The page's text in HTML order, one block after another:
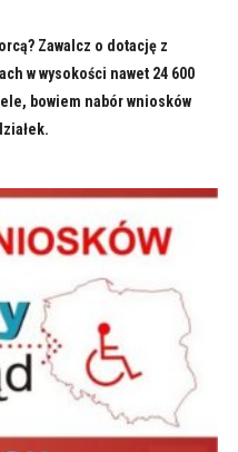
Zawalcz o dotację z
w wysokości nawet 24 600
bowiem nabór wniosków